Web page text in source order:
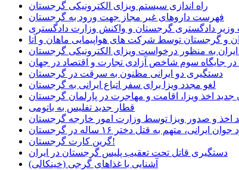
راه اندازی سیستم ویزای الکترونیکی گرجستان
فهرست داروهای غیر مجاز جهت ورود به گرجستان
وزیر دادگستری گرجستان و واکنش وزارت دادگستری
و گرجستان توسط شرکت های هواپیمایی ماهان و آتا
ایران به منظور درخواست ویزای الکترونیکی گرجستان
جایگاه سوم شاخص آزادی تجارت و اقتصاد در جهان
دستگیری دو ایرانی مظنون به سرقت در گرجستان
لغو مجدد ویزا برای سفر اتباع ایرانی به گرجستان
اخذ ویزا، اقامت و مهاجرت در پارلمان گرجستان
قطار جدید تفلیس به باتومی
اخذ و صدور ویزا توسط وزارت امور خارجه گرجستان
ایرانی، متهم به قتل دختر ۱۶ ساله در گرجستان
گرین کارت گرجستان!
دستگیری قاتل تحت تعقیب پلیس گرجستان در ایران
آشنایی با غذاهای گرجی (خینکالی)